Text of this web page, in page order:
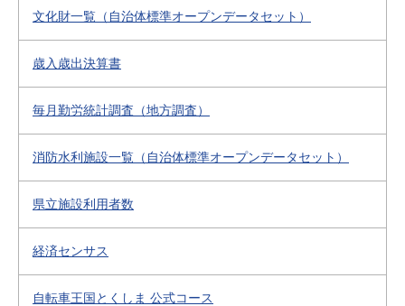
文化財一覧（自治体標準オープンデータセット）
歳入歳出決算書
毎月勤労統計調査（地方調査）
消防水利施設一覧（自治体標準オープンデータセット）
県立施設利用者数
経済センサス
自転車王国とくしま 公式コース